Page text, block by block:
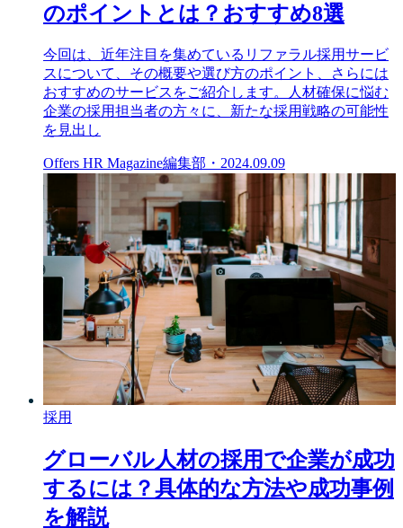
のポイントとは？おすすめ8選
今回は、近年注目を集めているリファラル採用サービ
スについて、その概要や選び方のポイント、さらには
おすすめのサービスをご紹介します。人材確保に悩む
企業の採用担当者の方々に、新たな採用戦略の可能性
を見出し
Offers HR Magazine編集部 ・ 2024.09.09
採用
グローバル人材の採用で企業が成功
するには？具体的な方法や成功事例
を解説